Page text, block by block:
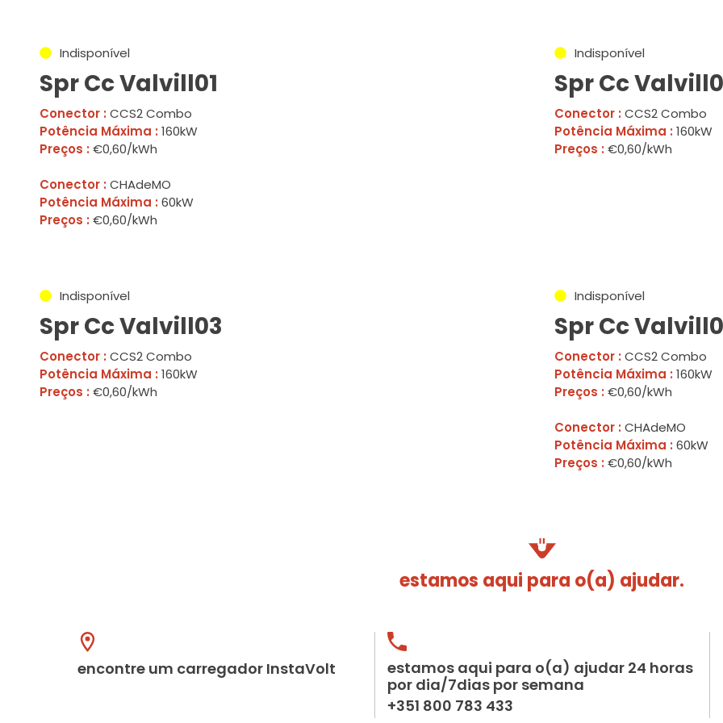
Indisponível
Spr Cc Valvill01
Conector : CCS2 Combo
Potência Máxima : 160kW
Preços : €0,60/kWh
Conector : CHAdeMO
Potência Máxima : 60kW
Preços : €0,60/kWh
Indisponível
Spr Cc
Conector : CCS2 Combo
Potência Máxima : 160kW
Preços : €0,60/kWh
Indisponível
Spr Cc Valvill03
Conector : CCS2 Combo
Potência Máxima : 160kW
Preços : €0,60/kWh
Indisponível
Spr Cc
Conector : CCS2 Combo
Potência Máxima : 160kW
Preços : €0,60/kWh
Conector : CHAdeMO
Potência Máxima : 60kW
Preços : €0,60/kWh
estamos aqui para o(a) ajudar.
encontre um carregador InstaVolt
estamos aqui para o(a) ajudar 24 horas
por dia/7dias por semana
+351 800 783 433